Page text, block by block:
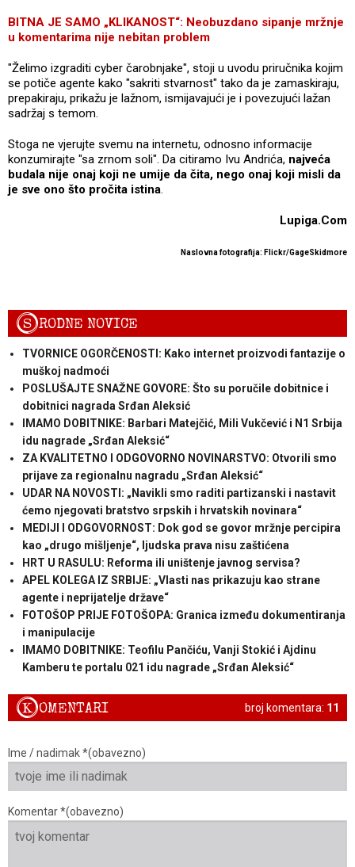
BITNA JE SAMO „KLIKANOST“: Neobuzdano sipanje mržnje
u komentarima nije nebitan problem
"Želimo izgraditi cyber čarobnjake", stoji u uvodu priručnika kojim
se potiče agente kako "sakriti stvarnost" tako da je zamaskiraju,
prepakiraju, prikažu je lažnom, ismijavajući je i povezujući lažan
sadržaj s temom.
Stoga ne vjerujte svemu na internetu, odnosno informacije
konzumirajte "sa zrnom soli". Da citiramo Ivu Andrića, najveća
budala nije onaj koji ne umije da čita, nego onaj koji misli da
je sve ono što pročita istina.
Lupiga.Com
Naslovna fotografija: Flickr/GageSkidmore
SRODNE NOVICE
TVORNICE OGORČENOSTI: Kako internet proizvodi fantazije o
muškoj nadmoći
POSLUŠAJTE SNAŽNE GOVORE: Što su poručile dobitnice i
dobitnici nagrada Srđan Aleksić
IMAMO DOBITNIKE: Barbari Matejčić, Mili Vukčević i N1 Srbija
idu nagrade „Srđan Aleksić“
ZA KVALITETNO I ODGOVORNO NOVINARSTVO: Otvorili smo
prijave za regionalnu nagradu „Srđan Aleksić“
UDAR NA NOVOSTI: „Navikli smo raditi partizanski i nastavit
ćemo njegovati bratstvo srpskih i hrvatskih novinara“
MEDIJI I ODGOVORNOST: Dok god se govor mržnje percipira
kao „drugo mišljenje“, ljudska prava nisu zaštićena
HRT U RASULU: Reforma ili uništenje javnog servisa?
APEL KOLEGA IZ SRBIJE: „Vlasti nas prikazuju kao strane
agente i neprijatelje države“
FOTOŠOP PRIJE FOTOŠOPA: Granica između dokumentiranja
i manipulacije
IMAMO DOBITNIKE: Teofilu Pančiću, Vanji Stokić i Ajdinu
Kamberu te portalu 021 idu nagrade „Srđan Aleksić“
broj komentara: 11
KOMENTARI
Ime / nadimak *(obavezno)
Komentar *(obavezno)